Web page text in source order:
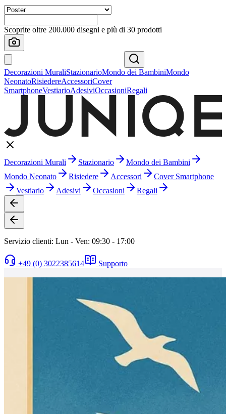
Scoprite oltre 200.000 disegni e più di 30 prodotti
Decorazioni MuraliStazionarioMondo dei BambiniMondo
NeonatoRisiedereAccessoriCover
SmartphoneVestiarioAdesiviOccasioniRegali
Decorazioni Murali Stazionario
Mondo dei Bambini
Mondo Neonato
Risiedere Accessori
Cover Smartphone
Vestiario
Adesivi Occasioni Regali
Servizio clienti: Lun - Ven: 09:30 - 17:00
+49 (0) 3022385614 Supporto